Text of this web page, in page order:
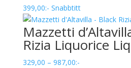
399,00:- Snabbtitt
Mazzetti
Rizia Liquorice
329,00 – 987,00Prisintervall:
:-